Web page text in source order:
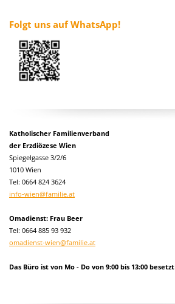
Folgt uns auf WhatsApp!
Katholischer Familienverband
der Erzdiözese Wien
Spiegelgasse 3/2/6
1010 Wien
Tel: 0664 824 3624
info-wien@familie.at
Omadienst: Frau Beer
Tel: 0664 885 93 932
omadienst-wien@familie.at
Das Büro ist von Mo - Do von 9:00 bis 13:00 besetzt